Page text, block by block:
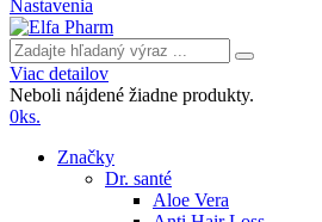
Nastavenia
Viac detailov
Neboli nájdené žiadne produkty.
0ks.
Značky
Dr. santé
Aloe Vera